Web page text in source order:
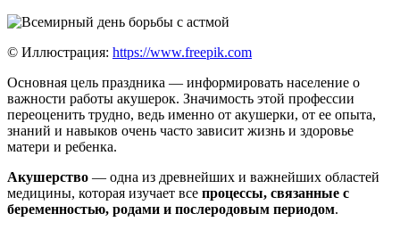
© Иллюстрация: https://www.freepik.com
Основная цель праздника — информировать население о
важности работы акушерок. Значимость этой профессии
переоценить трудно, ведь именно от акушерки, от ее опыта,
знаний и навыков очень часто зависит жизнь и здоровье
матери и ребенка.
Акушерство — одна из древнейших и важнейших областей
медицины, которая изучает все процессы, связанные с
беременностью, родами и послеродовым периодом.